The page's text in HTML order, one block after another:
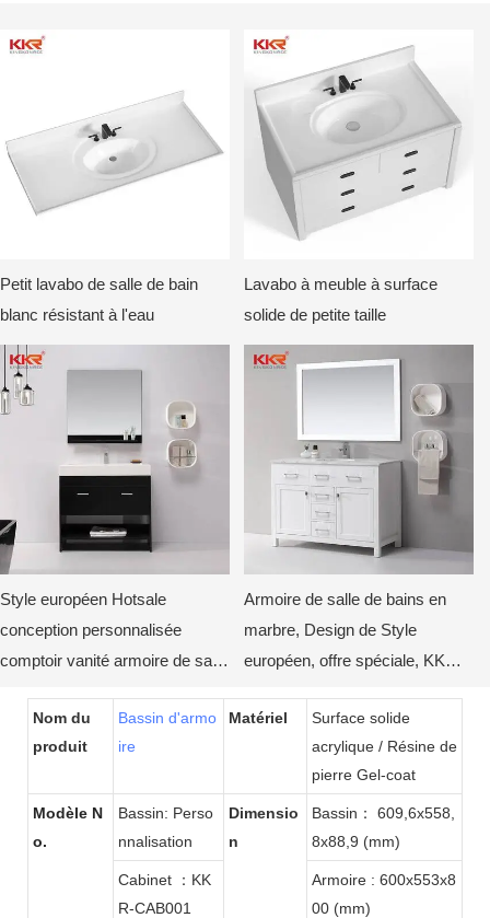
Petit lavabo de salle de bain
blanc résistant à l'eau
Lavabo à meuble à surface
solide de petite taille
Style européen Hotsale
conception personnalisée
comptoir vanité armoire de salle
Armoire de salle de bains en
marbre, Design de Style
européen, offre spéciale, KKR-
Nom du
produit
Bassin d'armo
ire
Matériel
Surface solide
acrylique / Résine de
pierre Gel-coat
Modèle N
o.
Bassin: Perso
nnalisation
Dimensio
n
Bassin： 609,6x558,
8x88,9 (mm)
Cabinet ：KK
R-CAB001
Armoire : 600x553x8
00 (mm)